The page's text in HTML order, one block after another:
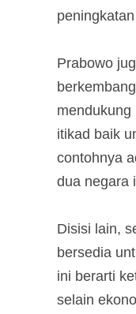
Prabowo
itikad baik
contohnya
dua negara
Disisi lain,
bersedia
ini berarti
selain